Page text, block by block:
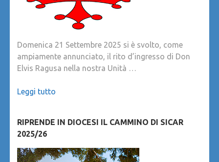
Domenica 21 Settembre 2025 si è svolto, come
ampiamente annunciato, il rito d’ingresso di Don
Elvis Ragusa nella nostra Unità …
Leggi tutto
RIPRENDE IN DIOCESI IL CAMMINO DI SICAR
2025/26